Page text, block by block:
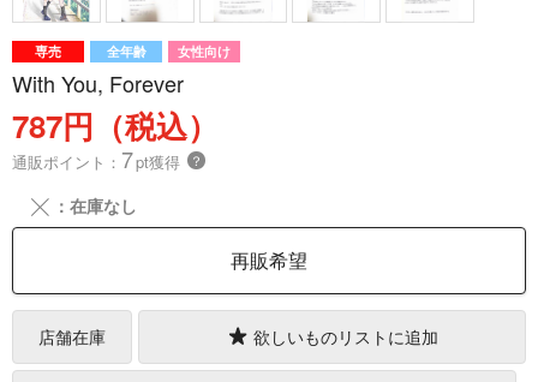
専売 全年齢 女性向け
With You, Forever
787円（税込）
通販ポイント： 7pt獲得 ？
╳ ：在庫なし
再販希望
店舗在庫 欲しいものリストに追加